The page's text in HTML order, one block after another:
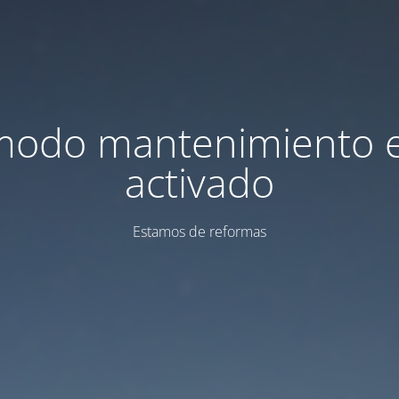
mantenimiento
activado
Estamos de reformas